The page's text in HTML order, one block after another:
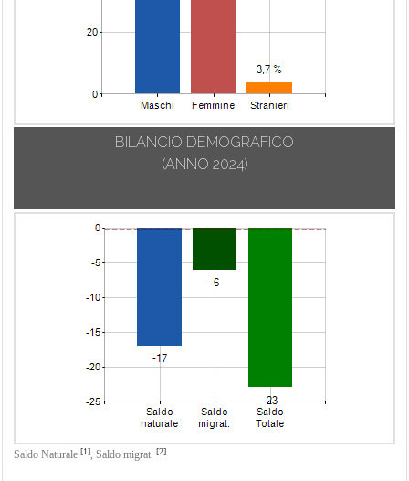
BILANCIO DEMOGRAFICO
(ANNO 2024)
Saldo Naturale [1], Saldo migrat. [2]